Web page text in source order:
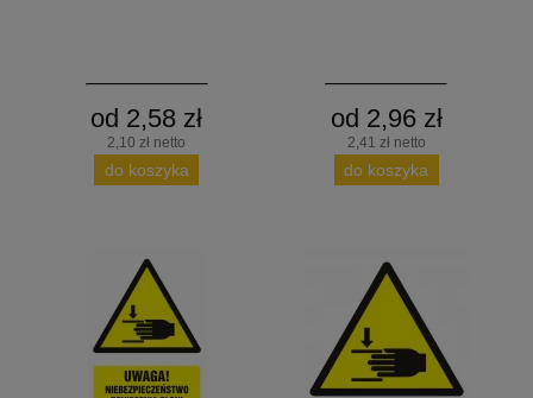
od 2,58 zł
2,10 zł netto
do koszyka
od 2,96 zł
2,41 zł netto
do koszyka